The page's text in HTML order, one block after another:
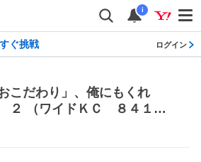
i
ぐ挑戦 ログイン
こだわり」、俺にもくれ
２ （ワイドＫＣ ８４１）